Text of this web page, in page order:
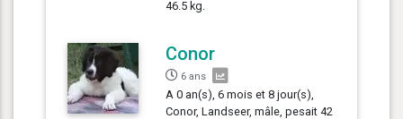
46.5 kg.
Conor
6 ans
A 0 an(s), 6 mois et 8 jour(s),
Conor, Landseer, mâle, pesait 42